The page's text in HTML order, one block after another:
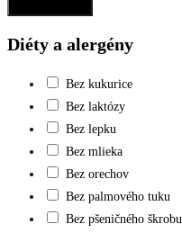
Diéty a alergény
Bez kukurice
Bez laktózy
Bez lepku
Bez mlieka
Bez orechov
Bez palmového tuku
Bez pšeničného škrobu